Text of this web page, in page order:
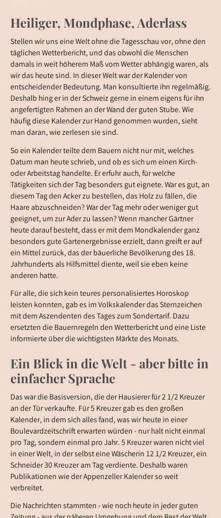
Heiliger, Mondphase, Aderlass
Stellen wir uns eine Welt ohne die Tagesschau vor, ohne den
täglichen Wetterbericht, und das obwohl die Menschen
damals in weit höherem Maß vom Wetter abhängig waren, als
wir das heute sind. In dieser Welt war der Kalender von
entscheidender Bedeutung. Man konsultierte ihn regelmäßig.
Deshalb hing er in der Schweiz gerne in einem eigens für ihn
angefertigten Rahmen an der Wand der guten Stube. Wie
häufig diese Kalender zur Hand genommen wurden, sieht
man daran, wie zerlesen sie sind.
So ein Kalender teilte dem Bauern nicht nur mit, welches
Datum man heute schrieb, und ob es sich um einen Kirch-
oder Arbeitstag handelte. Er erfuhr auch, für welche
Tätigkeiten sich der Tag besonders gut eignete. War es gut, an
diesem Tag den Acker zu bestellen, das Holz zu fällen, die
Haare abzuschneiden? War der Tag mehr oder weniger gut
geeignet, um zur Ader zu lassen? Wenn mancher Gärtner
heute darauf besteht, dass er mit dem Mondkalender ganz
besonders gute Gartenergebnisse erzielt, dann greift er auf
ein Mittel zurück, das der bäuerliche Bevölkerung des 18.
Jahrhunderts als Hilfsmittel diente, weil sie eben keine
anderen hatte.
Für alle, die sich kein teures personalisiertes Horoskop
leisten konnten, gab es im Volkskalender das Sternzeichen
mit dem Aszendenten des Tages zum Sondertarif. Dazu
ersetzten die Bauernregeln den Wetterbericht und eine Liste
informierte über die wichtigsten Märkte des Monats.
Ein Blick in die Welt - aber bitte in
einfacher Sprache
Das war die Basisversion, die der Hausierer für 2 1/2 Kreuzer
an der Tür verkaufte. Für 5 Kreuzer gab es den großen
Kalender, in dem sich alles fand, was wir heute in einer
Boulevardzeitschrift erwarten würden - nur halt nicht einmal
pro Tag, sondern einmal pro Jahr. 5 Kreuzer waren nicht viel
in einer Welt, in der selbst eine Wäscherin 12 1/2 Kreuzer, ein
Schneider 30 Kreuzer am Tag verdiente. Deshalb waren
Publikationen wie der Appenzeller Kalender so weit
verbreitet.
Die Nachrichten stammten - wie noch heute in jeder guten